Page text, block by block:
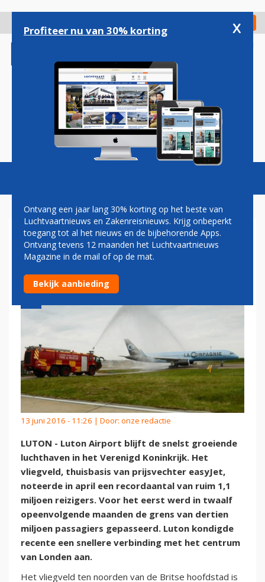
gaan
Check in
Magazine Podcasts Vacatures
STEVIGE GROEI LUTON
AIRPORT HOUDT AAN
13 juni 2016 - 11:26 | Door: onze redactie
LUTON - Luton Airport blijft de snelst groeiende
luchthaven in het Verenigd Koninkrijk. Het
vliegveld, thuisbasis van prijsvechter easyJet,
noteerde in april een recordaantal van ruim 1,1
miljoen reizigers. Voor het eerst werd in twaalf
opeenvolgende maanden de grens van dertien
miljoen passagiers gepasseerd. Luton kondigde
recente een snellere verbinding met het centrum
van Londen aan.
Het vliegveld ten noorden van de Britse hoofdstad is
Profiteer nu van 30% korting x
Ontvang een jaar lang 30% korting op het beste van
Luchtvaartnieuws en Zakenreisnieuws. Krijg onbeperkt
toegang tot al het nieuws en de bijbehorende Apps.
Ontvang tevens 12 maanden het Luchtvaartnieuws
Magazine in de mail of op de mat.
Bekijk aanbieding